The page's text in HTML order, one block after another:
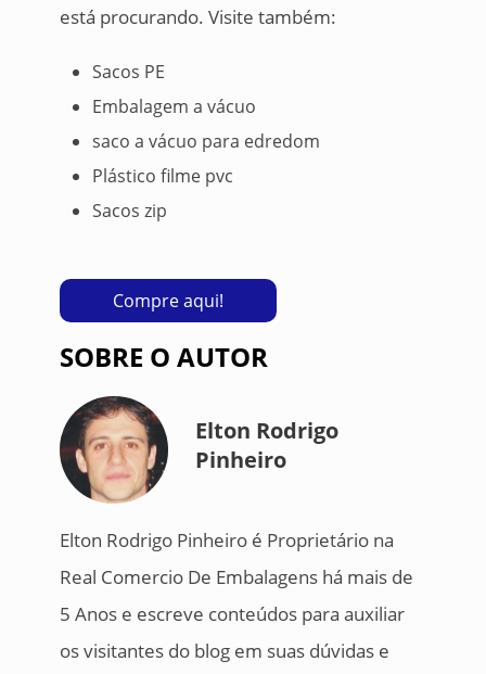
está procurando. Visite também:
Sacos PE
Embalagem a vácuo
saco a vácuo para edredom
Plástico filme pvc
Sacos zip
Compre aqui!
SOBRE O AUTOR
Elton Rodrigo
Pinheiro
Elton Rodrigo Pinheiro é Proprietário na
Real Comercio De Embalagens há mais de
5 Anos e escreve conteúdos para auxiliar
os visitantes do blog em suas dúvidas e